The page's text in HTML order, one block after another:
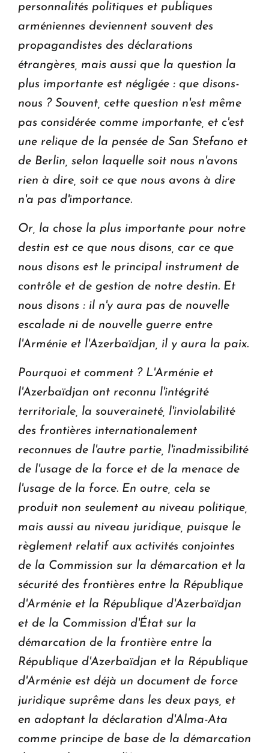
personnalités politiques et publiques
arméniennes deviennent souvent des
propagandistes des déclarations
étrangères, mais aussi que la question la
plus importante est négligée : que disons-
nous ? Souvent, cette question n'est même
pas considérée comme importante, et c'est
une relique de la pensée de San Stefano et
de Berlin, selon laquelle soit nous n'avons
rien à dire, soit ce que nous avons à dire
n'a pas d'importance.
Or, la chose la plus importante pour notre
destin est ce que nous disons, car ce que
nous disons est le principal instrument de
contrôle et de gestion de notre destin. Et
nous disons : il n'y aura pas de nouvelle
escalade ni de nouvelle guerre entre
l'Arménie et l'Azerbaïdjan, il y aura la paix.
Pourquoi et comment ? L'Arménie et
l'Azerbaïdjan ont reconnu l'intégrité
territoriale, la souveraineté, l'inviolabilité
des frontières internationalement
reconnues de l'autre partie, l'inadmissibilité
de l'usage de la force et de la menace de
l'usage de la force. En outre, cela se
produit non seulement au niveau politique,
mais aussi au niveau juridique, puisque le
règlement relatif aux activités conjointes
de la Commission sur la démarcation et la
sécurité des frontières entre la République
d'Arménie et la République d'Azerbaïdjan
et de la Commission d'État sur la
démarcation de la frontière entre la
République d'Azerbaïdjan et la République
d'Arménie est déjà un document de force
juridique suprême dans les deux pays, et
en adoptant la déclaration d'Alma-Ata
comme principe de base de la démarcation